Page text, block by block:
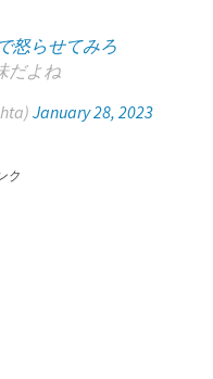
怒らせてみろ
だよね
January 28, 2023
ク